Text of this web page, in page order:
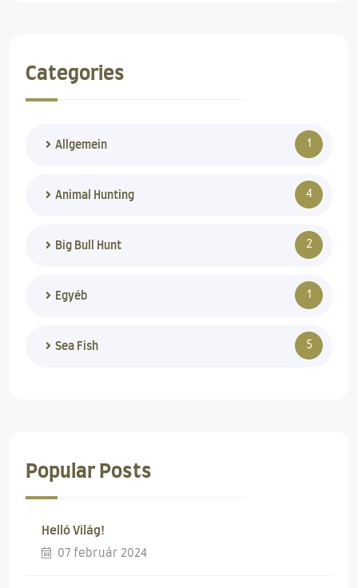
Categories
Allgemein 1
Animal Hunting 4
Big Bull Hunt 2
Egyéb 1
Sea Fish 5
Popular Posts
Helló Világ!
07 február 2024